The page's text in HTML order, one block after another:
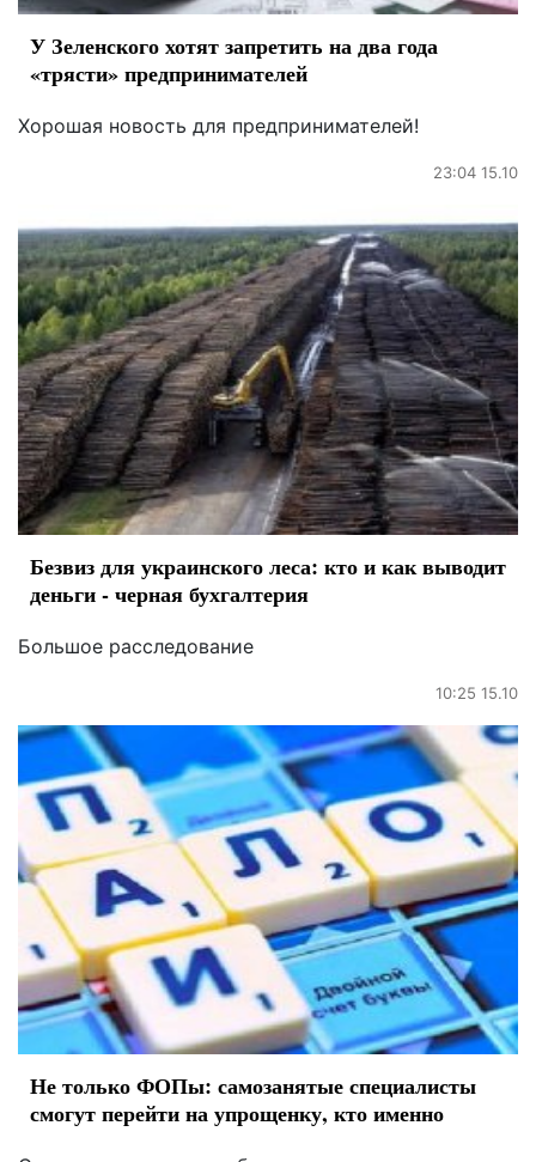
У Зеленского хотят запретить на два года
«трясти» предпринимателей
Хорошая новость для предпринимателей!
23:04 15.10
Безвиз для украинского леса: кто и как выводит
деньги - черная бухгалтерия
Большое расследование
10:25 15.10
Не только ФОПы: самозанятые специалисты
смогут перейти на упрощенку, кто именно